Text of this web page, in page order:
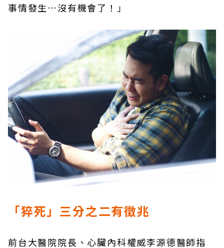
事情發生…沒有機會了！」
「猝死」三分之二有徵兆
前台大醫院院長、心臟內科權威李源德醫師指